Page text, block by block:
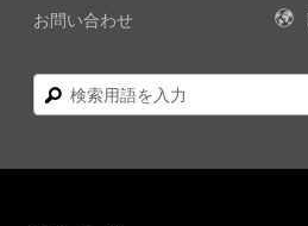
お問い合わせ
検
索